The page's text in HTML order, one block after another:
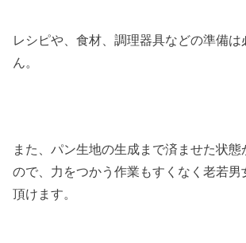
レシピや、食材、調理器具などの準備は
ん。
また、パン生地の生成まで済ませた状態
ので、力をつかう作業もすくなく老若男
頂けます。